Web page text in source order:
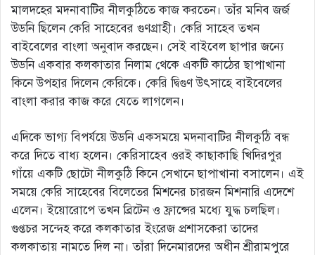
মালদহের মদনাবাটির নীলকুঠিতে কাজ করতেন। তাঁর মনিব জর্জ
উডনি ছিলেন কেরি সাহেবের গুণগ্রাহী। কেরি সাহেব তখন
বাইবেলের বাংলা অনুবাদ করছেন। সেই বাইবেল ছাপার জন্যে
উডনি একবার কলকাতার নিলাম থেকে একটি কাঠের ছাপাখানা
কিনে উপহার দিলেন কেরিকে। কেরি দ্বিগুণ উৎসাহে বাইবেলের
বাংলা করার কাজ করে যেতে লাগলেন।
এদিকে ভাগ্য বিপর্যয়ে উডনি একসময়ে মদনাবাটির নীলকুঠি বন্ধ
করে দিতে বাধ্য হলেন। কেরিসাহেব ওরই কাছাকাছি খিদিরপুর
গাঁয়ে একটি ছোটো নীলকুঠি কিনে সেখানে ছাপাখানা বসালেন। এই
সময়ে কেরি সাহেবের বিলেতের মিশনের চারজন মিশনারি এদেশে
এলেন। ইয়োরোপে তখন ব্রিটেন ও ফ্রান্সের মধ্যে যুদ্ধ চলছিল।
গুপ্তচর সন্দেহ করে কলকাতার ইংরেজ প্রশাসকেরা তাদের
কলকাতায় নামতে দিল না। তাঁরা দিনেমারদের অধীন শ্রীরামপুরে